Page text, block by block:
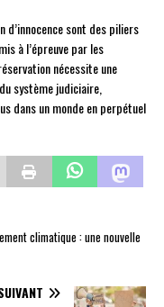
sont des piliers
à l’épreuve par les
nécessite une
système judiciaire,
dans un monde en perpétuel
climatique : une nouvelle